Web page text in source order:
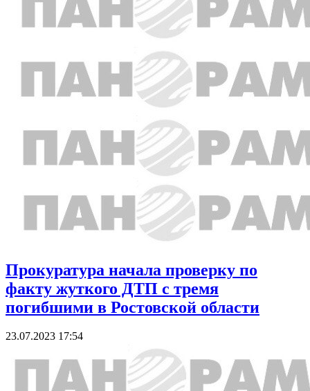
Прокуратура начала проверку по
факту жуткого ДТП с тремя
погибшими в Ростовской области
23.07.2023 17:54